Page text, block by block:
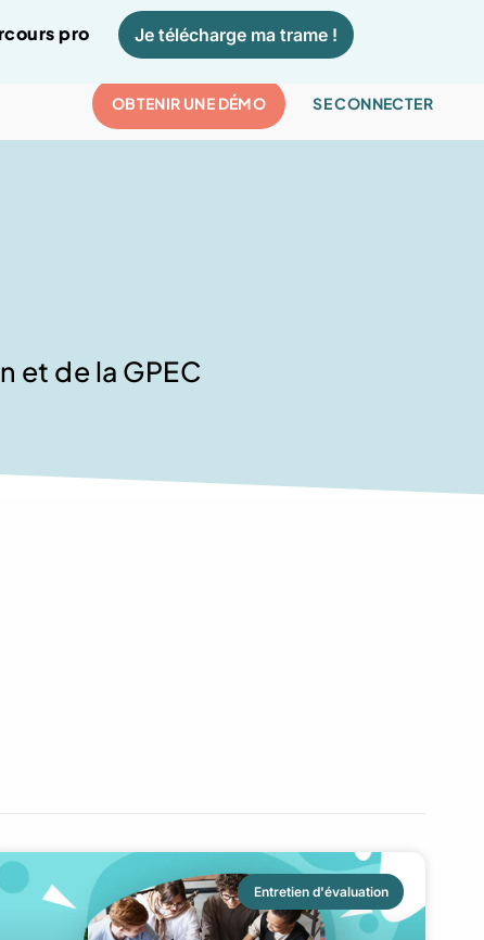
pro
Je télécharge ma trame !
OBTENIR UNE DÉMO SE CONNECTER
de la GPEC
Entretien d'évaluation